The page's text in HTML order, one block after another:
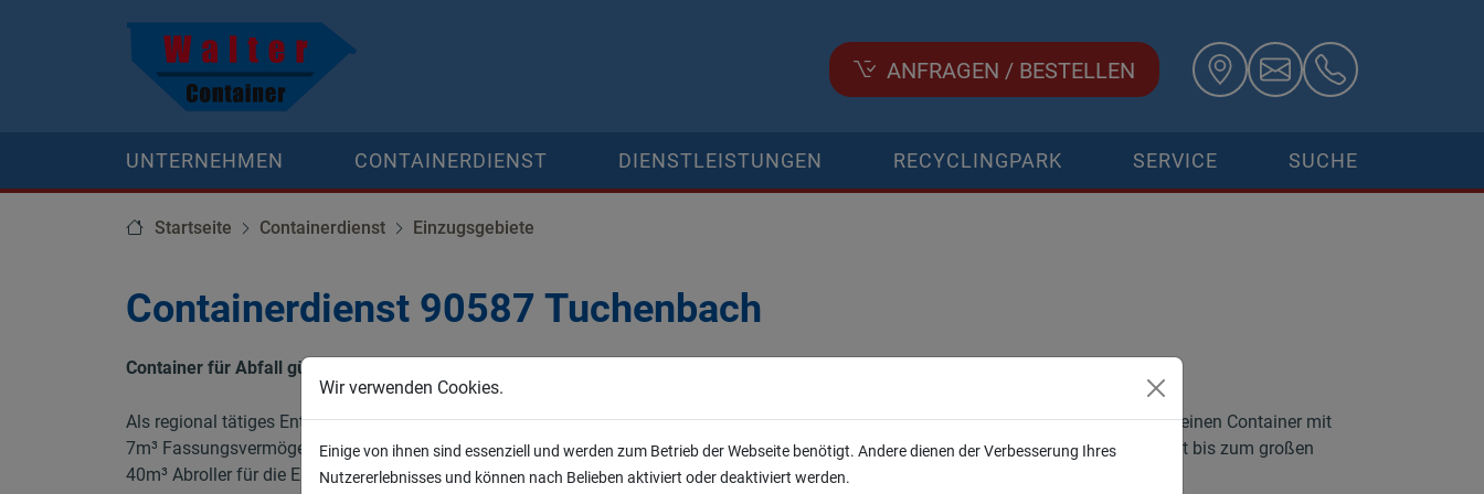
ANFRAGEN / BESTELLEN
UNTERNEHMEN CONTAINERDIENST DIENSTLEISTUNGEN RECYCLINGPARK SERVICE SUCHE
Startseite Containerdienst Einzugsgebiete
Containerdienst 90587 Tuchenbach
Container für Abfall günstig, schnell, regional mieten
Als regional tätiges Entsorgungsunternehmen bieten wir Ihnen Behälter für die Entsorgung von Abfall in allen benötigten Größen. Vom kleinen Container mit
7m³ Fassungsvermögen der besonders für kleine und mittlere Mengen und besonders schwere Güter, wie Bauschutt und Erde geeignet ist bis zum großen
40m³ Abroller für die Entsorgung großer Mengen, oder sperriger Güter. Bei uns erhalten Sie die passende Mulde.
Wir verwenden Cookies.
Einige von ihnen sind essenziell und werden zum Betrieb der Webseite benötigt. Andere dienen der Verbesserung Ihres
Nutzererlebnisses und können nach Belieben aktiviert oder deaktiviert werden.